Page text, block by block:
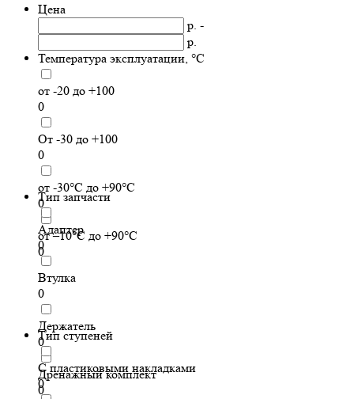
Цена
р. -
р.
Температура эксплуатации, °C
от -20 до +100
0
От -30 до +100
0
от -30°С до +90°С
0
от –10°С до +90°С
0
Тип запчасти
Адаптер
0
Втулка
0
Держатель
0
Дренажный комплект
0
Тип ступеней
С пластиковыми накладками
0